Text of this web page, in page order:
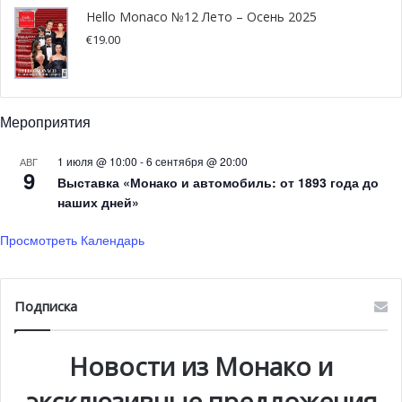
пространство свободы, позволяющее каждому по-
другому взглянуть на вещи и придать форму очень
личным представлениям, символически интерпретируя
сам смысл жизни.
Hello Monaco №12 Лето – Осень 2025
€19.00
Мероприятия
АВГ
9
1 июля @ 10:00 -6 сентября @ 20:00
Выставка «Монако и автомобиль: от 1893 года до
наших дней»
Просмотреть Календарь
Подписка
Новости из Монако и